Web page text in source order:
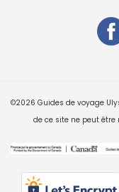
©2026 Guides de voyage
de ce site ne peut